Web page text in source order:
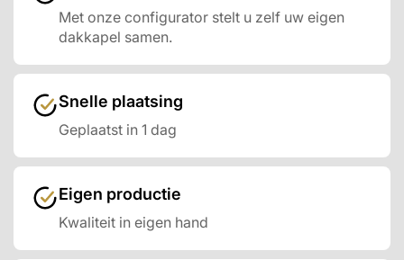
Met onze configurator stelt u zelf uw eigen
dakkapel samen.
Snelle plaatsing
Geplaatst in 1 dag
Eigen productie
Kwaliteit in eigen hand